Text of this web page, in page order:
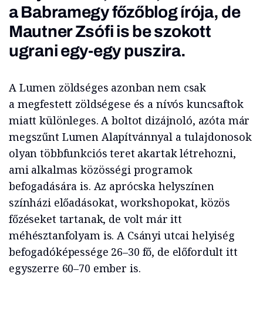
a Babramegy főzőblog írója, de
Mautner Zsófi is be szokott
ugrani egy-egy puszira.
A Lumen zöldséges azonban nem csak
a megfestett zöldségese és a nívós kuncsaftok
miatt különleges. A boltot dizájnoló, azóta már
megszűnt Lumen Alapítvánnyal a tulajdonosok
olyan többfunkciós teret akartak létrehozni,
ami alkalmas közösségi programok
befogadására is. Az aprócska helyszínen
színházi előadásokat, workshopokat, közös
főzéseket tartanak, de volt már itt
méhésztanfolyam is. A Csányi utcai helyiség
befogadóképessége 26–30 fő, de előfordult itt
egyszerre 60–70 ember is.